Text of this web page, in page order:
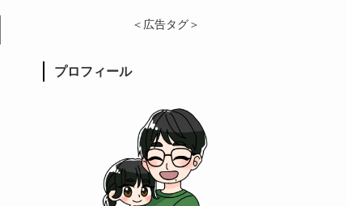
＜広告タグ＞
プロフィール